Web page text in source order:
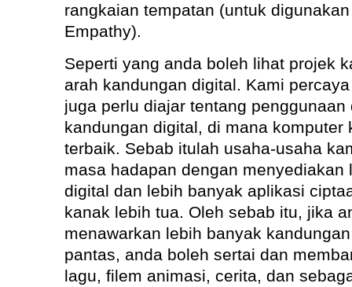
rangkaian tempatan (untuk
Empathy).
Seperti yang anda boleh lihat projek
arah kandungan digital. Kami
juga perlu diajar tentang penggunaan
kandungan digital, di mana komputer
terbaik. Sebab itulah usaha-usaha
masa hadapan dengan
digital dan lebih banyak aplikasi
kanak lebih tua. Oleh sebab itu, jika
menawarkan lebih banyak
pantas, anda boleh sertai dan
lagu, filem animasi, cerita, dan